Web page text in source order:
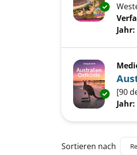
Jahr:
[90
Jahr:
Zu den Suchfiltern
Sortieren nach